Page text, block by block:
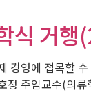
식 거
영에 접목할
주임교수(의